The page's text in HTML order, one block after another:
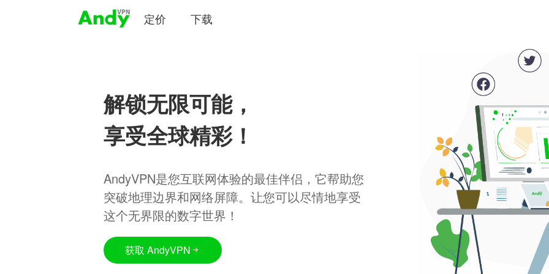
定价 下载
解锁无限可能，
享受全球精彩！
AndyVPN是您互联网体验的最佳伴侣，它帮助您
突破地理边界和网络屏障。让您可以尽情地享受
这个无界限的数字世界！
获取 AndyVPN